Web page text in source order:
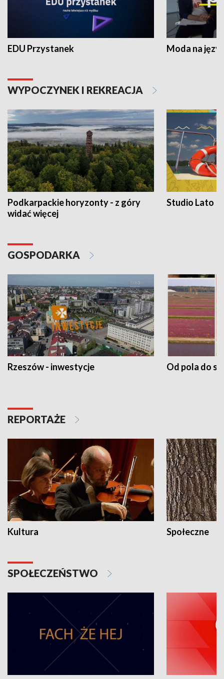
EDU Przystanek Moda na
WYPOCZYNEK I REKREACJA
Podkarpackie horyzonty - z góry
widać więcej
Studio Lato
GOSPODARKA
Rzeszów - inwestycje Od pola do
REPORTAŻE
Kultura Społeczne
SPOŁECZEŃSTWO